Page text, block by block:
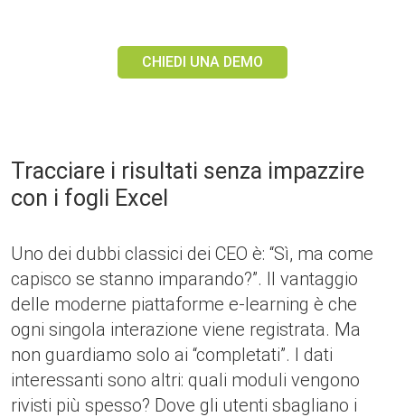
CHIEDI UNA DEMO
Tracciare i risultati senza impazzire
con i fogli Excel
Uno dei dubbi classici dei CEO è: “Sì, ma come
capisco se stanno imparando?”. Il vantaggio
delle moderne piattaforme e-learning è che
ogni singola interazione viene registrata. Ma
non guardiamo solo ai “completati”. I dati
interessanti sono altri: quali moduli vengono
rivisti più spesso? Dove gli utenti sbagliano i